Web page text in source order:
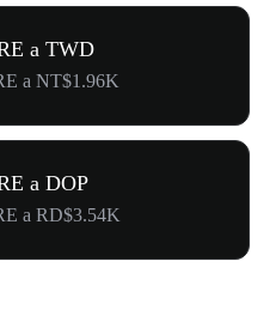
a TWD
a NT$1.96K
a DOP
a RD$3.54K